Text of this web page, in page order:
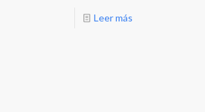
Leer más